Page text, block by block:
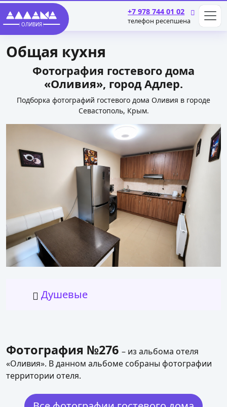
ОЛИВИЯ
+7 978 744 01 02
телефон ресепшена
Общая кухня
Фотография гостевого дома
«Оливия», город Адлер.
Подборка фотографий гостевого дома Оливия в городе
Севастополь, Крым.
Душевые
Фотография №276 – из альбома отеля
«Оливия». В данном альбоме собраны фотографии
территории отеля.